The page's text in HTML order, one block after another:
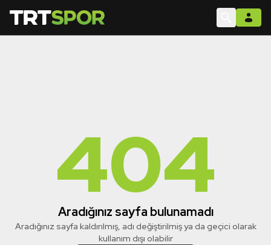
404
Aradığınız sayfa bulunamadı
Aradığınız sayfa kaldırılmış, adı değiştirilmiş ya da geçici olarak
kullanım dışı olabilir